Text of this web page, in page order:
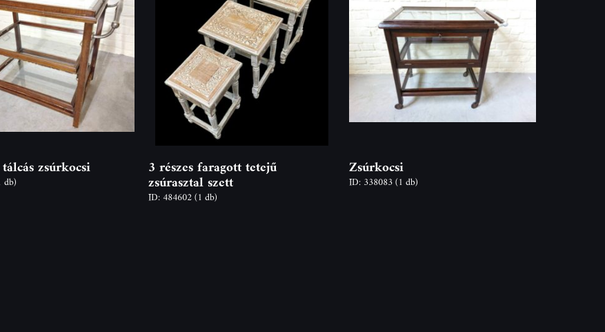
zsúrkocsi
db)
3 részes faragott tetejű
zsúrasztal szett
ID: 484602(1 db)
Zsúrkocsi
ID: 338083(1 db)